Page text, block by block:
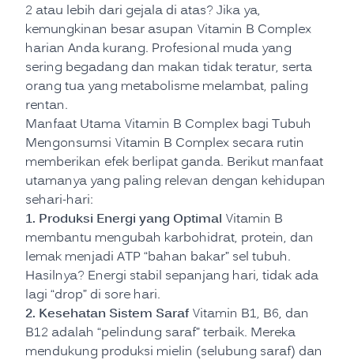
2 atau lebih dari gejala di atas? Jika ya,
kemungkinan besar asupan Vitamin B Complex
harian Anda kurang. Profesional muda yang
sering begadang dan makan tidak teratur, serta
orang tua yang metabolisme melambat, paling
rentan.
Manfaat Utama Vitamin B Complex bagi Tubuh
Mengonsumsi Vitamin B Complex secara rutin
memberikan efek berlipat ganda. Berikut manfaat
utamanya yang paling relevan dengan kehidupan
sehari-hari:
1. Produksi Energi yang Optimal Vitamin B
membantu mengubah karbohidrat, protein, dan
lemak menjadi ATP “bahan bakar” sel tubuh.
Hasilnya? Energi stabil sepanjang hari, tidak ada
lagi “drop” di sore hari.
2. Kesehatan Sistem Saraf Vitamin B1, B6, dan
B12 adalah “pelindung saraf” terbaik. Mereka
mendukung produksi mielin (selubung saraf) dan